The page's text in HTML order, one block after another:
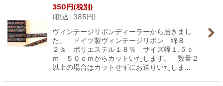
350円(税別)
(税込: 385円)
ヴィンテージリボンディーラーから届きまし
た。 ドイツ製ヴィンテージリボン 綿８
２％ ポリエステル１８％ サイズ幅１.５ｃ
ｍ ５０ｃｍからカットいたします。 数量２
以上の場合はカットせずにお送りいたしま…